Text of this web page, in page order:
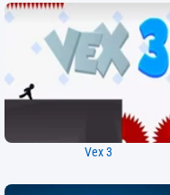
Vex 3